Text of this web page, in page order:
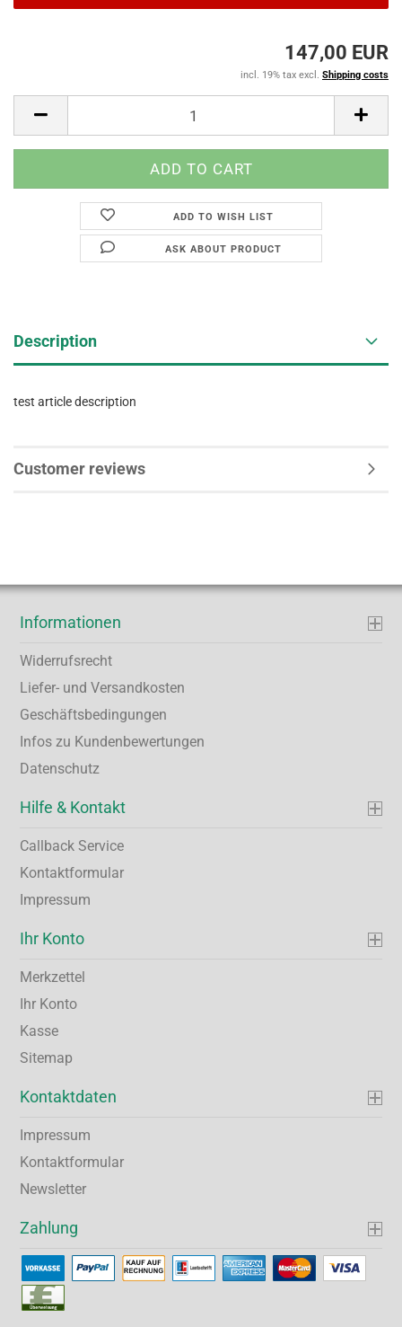
147,00 EUR
incl. 19% tax excl. Shipping costs
ADD TO WISH LIST
ASK ABOUT PRODUCT
Description
test article description
Customer reviews
Informationen
Widerrufsrecht
Liefer- und Versandkosten
Geschäftsbedingungen
Infos zu Kundenbewertungen
Datenschutz
Hilfe & Kontakt
Callback Service
Kontaktformular
Impressum
Ihr Konto
Merkzettel
Ihr Konto
Kasse
Sitemap
Kontaktdaten
Impressum
Kontaktformular
Newsletter
Zahlung